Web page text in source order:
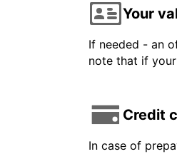
Your
If needed - an
note that if
Credit
In case of